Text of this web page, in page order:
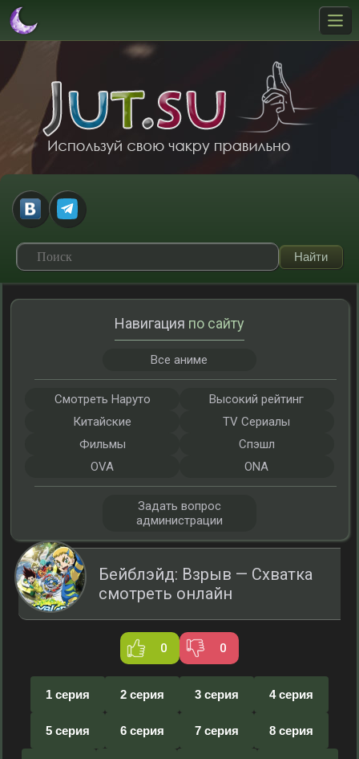
Бейблэйд: Взрыв — Схватка
смотреть онлайн
0 0
1 серия 2 серия 3 серия 4 серия
5 серия 6 серия 7 серия 8 серия
Навигация по сайту
Все аниме
Смотреть Наруто
Высокий рейтинг
Китайские
TV Сериалы
Фильмы
Спэшл
OVA
ONA
Задать вопрос
администрации